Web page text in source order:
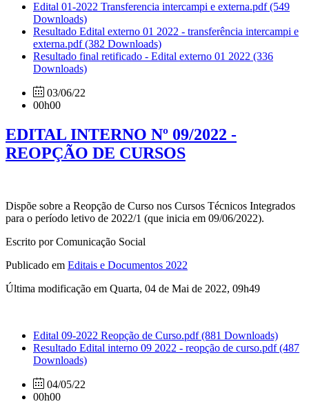
Edital 01-2022 Transferencia intercampi e externa.pdf(549
Downloads)
Resultado Edital externo 01 2022 - transferência intercampi e
externa.pdf(382 Downloads)
Resultado final retificado - Edital externo 01 2022 (336
Downloads)
03/06/22
00h00
EDITAL INTERNO Nº 09/2022 -
REOPÇÃO DE CURSOS
Dispõe sobre a Reopção de Curso nos Cursos Técnicos Integrados
para o período letivo de 2022/1 (que inicia em 09/06/2022).
Escrito por Comunicação Social
Publicado em Editais e Documentos 2022
Última modificação em Quarta, 04 de Mai de 2022, 09h49
Edital 09-2022 Reopção de Curso.pdf(881 Downloads)
Resultado Edital interno 09 2022 - reopção de curso.pdf(487
Downloads)
04/05/22
00h00